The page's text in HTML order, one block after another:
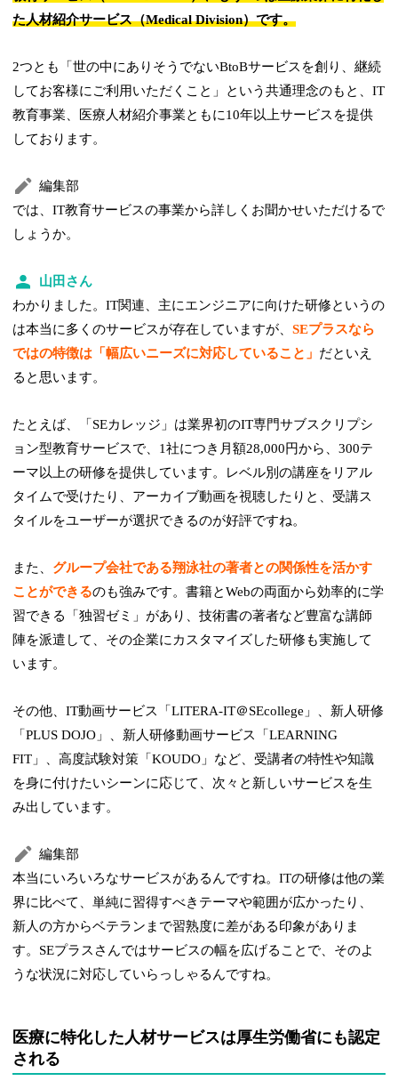
た人材紹介サービス（Medical Division）です。
2つとも「世の中にありそうでないBtoBサービスを創り、継続
してお客様にご利用いただくこと」という共通理念のもと、IT
教育事業、医療人材紹介事業ともに10年以上サービスを提供
しております。
編集部
では、IT教育サービスの事業から詳しくお聞かせいただけるで
しょうか。
山田さん
わかりました。IT関連、主にエンジニアに向けた研修というの
は本当に多くのサービスが存在していますが、SEプラスなら
ではの特徴は「幅広いニーズに対応していること」 だといえ
ると思います。
たとえば、「SEカレッジ」は業界初のIT専門サブスクリプシ
ョン型教育サービスで、1社につき月額28,000円から、300テ
ーマ以上の研修を提供しています。レベル別の講座をリアル
タイムで受けたり、アーカイブ動画を視聴したりと、受講ス
タイルをユーザーが選択できるのが好評ですね。
また、 グループ会社である翔泳社の著者との関係性を活かす
ことができるのも強みです。書籍とWebの両面から効率的に学
習できる「独習ゼミ」があり、技術書の著者など豊富な講師
陣を派遣して、その企業にカスタマイズした研修も実施して
います。
その他、IT動画サービス「LITERA-IT＠SEcollege」、新人研修
「PLUS DOJO」、新人研修動画サービス「LEARNING
FIT」、高度試験対策「KOUDO」など、受講者の特性や知識
を身に付けたいシーンに応じて、次々と新しいサービスを生
み出しています。
編集部
本当にいろいろなサービスがあるんですね。ITの研修は他の業
界に比べて、単純に習得すべきテーマや範囲が広かったり、
新人の方からベテランまで習熟度に差がある印象がありま
す。SEプラスさんではサービスの幅を広げることで、そのよ
うな状況に対応していらっしゃるんですね。
医療に特化した人材サービスは厚生労働省にも認定
される